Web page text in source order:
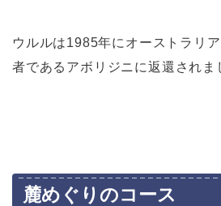
ウルルは1985年にオーストラリ
者であるアボリジニに返還されま
麓めぐりのコース